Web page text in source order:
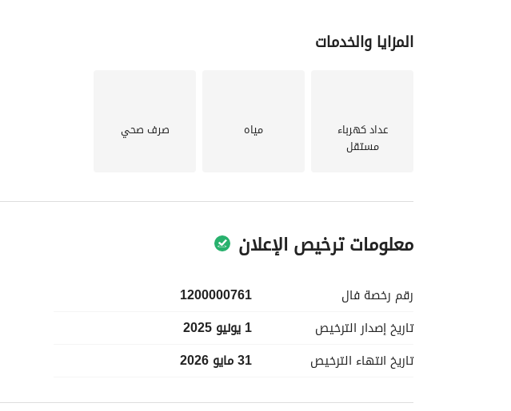
المزايا والخدمات
عداد كهرباء
مستقل
مياه صرف صحي
معلومات ترخيص الإعلان
رقم رخصة فال
1200000761
تاريخ إصدار الترخيص
1 يونيو 2025
تاريخ انتهاء الترخيص 31 مايو 2026